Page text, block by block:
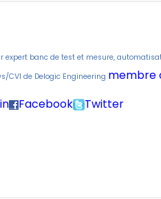
expert banc de test et mesure,
CVI de Delogic Engineering membre
Facebook Twitter